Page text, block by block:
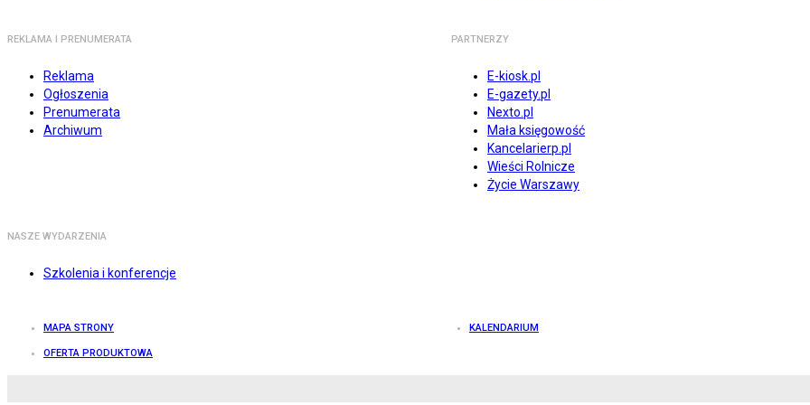
REKLAMA I PRENUMERATA
Reklama
Ogłoszenia
Prenumerata
Archiwum
PARTNERZY
E-kiosk.pl
E-gazety.pl
Nexto.pl
Mała księgowość
Kancelarierp.pl
Wieści Rolnicze
Życie Warszawy
NASZE WYDARZENIA
Szkolenia i konferencje
MAPA STRONY KALENDARIUM
OFERTA PRODUKTOWA